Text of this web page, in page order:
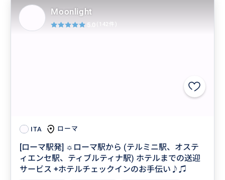
ITA ローマ
[ローマ駅発] ☼ローマ駅から (テルミニ駅、オステ
ィエンセ駅、ティブルティナ駅) ホテルまでの送迎
サービス +ホテルチェックインのお手伝い♪♫
Moonlight
5.0 (142件)